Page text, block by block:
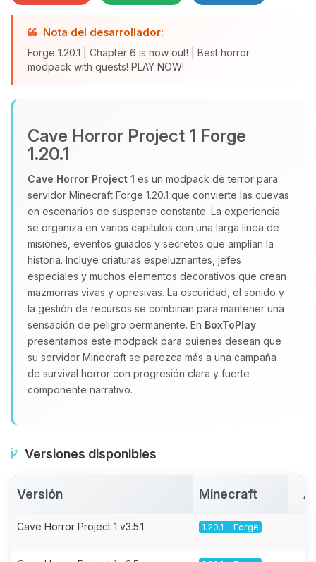
Nota del desarrollador:
Forge 1.20.1 | Chapter 6 is now out! | Best horror
modpack with quests! PLAY NOW!
Cave Horror Project 1 Forge
1.20.1
Cave Horror Project 1 es un modpack de terror para
servidor Minecraft Forge 1.20.1 que convierte las cuevas
en escenarios de suspense constante. La experiencia
se organiza en varios capítulos con una larga línea de
misiones, eventos guiados y secretos que amplían la
historia. Incluye criaturas espeluznantes, jefes
especiales y muchos elementos decorativos que crean
mazmorras vivas y opresivas. La oscuridad, el sonido y
la gestión de recursos se combinan para mantener una
sensación de peligro permanente. En BoxToPlay
presentamos este modpack para quienes desean que
su servidor Minecraft se parezca más a una campaña
de survival horror con progresión clara y fuerte
componente narrativo.
Versiones disponibles
Versión Minecraft
Cave Horror Project 1 v3.5.1 1.20.1 - Forge
asistente de BoxToPlay. Cuentame
que necesitas y moveré mis
08/08/2026 14:26